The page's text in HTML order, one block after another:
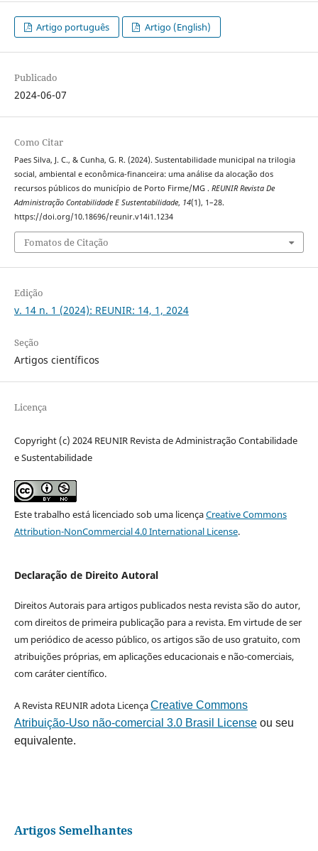
Artigo português Artigo (English)
Publicado
2024-06-07
Como Citar
Paes Silva, J. C., & Cunha, G. R. (2024). Sustentabilidade municipal na trilogia
social, ambiental e econômica-financeira: uma análise da alocação dos
recursos públicos do município de Porto Firme/MG . REUNIR Revista De
Administração Contabilidade E Sustentabilidade, 14(1), 1–28.
https://doi.org/10.18696/reunir.v14i1.1234
Fomatos de Citação
Edição
v. 14 n. 1 (2024): REUNIR: 14, 1, 2024
Seção
Artigos científicos
Licença
Copyright (c) 2024 REUNIR Revista de Administração Contabilidade
e Sustentabilidade
Este trabalho está licenciado sob uma licençaCreative Commons
Attribution-NonCommercial 4.0 International License.
Declaração de Direito Autoral
Direitos Autorais para artigos publicados nesta revista são do autor,
com direitos de primeira publicação para a revista. Em virtude de ser
um periódico de acesso público, os artigos são de uso gratuito, com
atribuições próprias, em aplicações educacionais e não-comerciais,
com caráter científico.
A Revista REUNIR adota LicençaCreative Commons
Atribuição-Uso não-comercial 3.0 Brasil Licenseou seu
equivalente.
Artigos Semelhantes